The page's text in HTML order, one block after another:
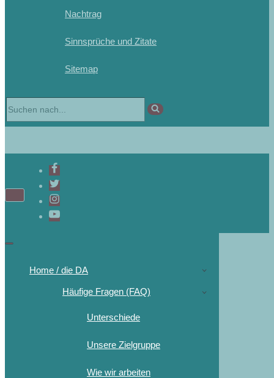
Nachtrag
Sinnsprüche und Zitate
Sitemap
Home / die DA
Häufige Fragen (FAQ)
Unterschiede
Unsere Zielgruppe
Wie wir arbeiten